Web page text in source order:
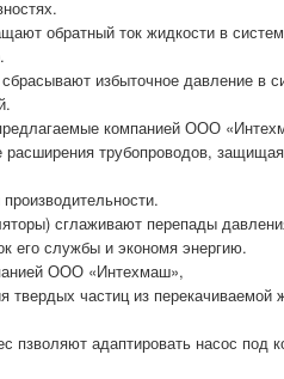
обратный ток жидкости в
избыточное давление в
компанией ООО
трубопроводов,
сглаживают перепады
его службы и экономя энергию.
ООО «Интехмаш»,
частиц из перекачиваемой
пзволяют адаптировать насос под